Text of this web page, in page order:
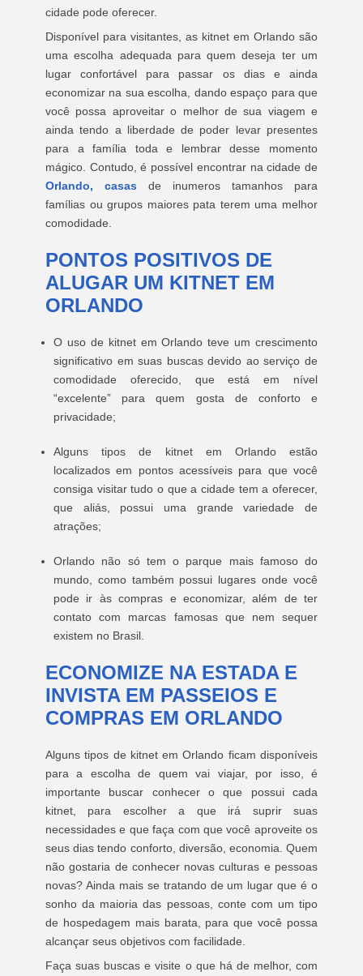
cidade pode oferecer.
Disponível para visitantes, as kitnet em Orlando são
uma escolha adequada para quem deseja ter um
lugar confortável para passar os dias e ainda
economizar na sua escolha, dando espaço para que
você possa aproveitar o melhor de sua viagem e
ainda tendo a liberdade de poder levar presentes
para a família toda e lembrar desse momento
mágico. Contudo, é possível encontrar na cidade de
Orlando, casas de inumeros tamanhos para
famílias ou grupos maiores pata terem uma melhor
comodidade.
PONTOS POSITIVOS DE
ALUGAR UM KITNET EM
ORLANDO
O uso de kitnet em Orlando teve um crescimento
significativo em suas buscas devido ao serviço de
comodidade oferecido, que está em nível
“excelente” para quem gosta de conforto e
privacidade;
Alguns tipos de kitnet em Orlando estão
localizados em pontos acessíveis para que você
consiga visitar tudo o que a cidade tem a oferecer,
que aliás, possui uma grande variedade de
atrações;
Orlando não só tem o parque mais famoso do
mundo, como também possui lugares onde você
pode ir às compras e economizar, além de ter
contato com marcas famosas que nem sequer
existem no Brasil.
ECONOMIZE NA ESTADA E
INVISTA EM PASSEIOS E
COMPRAS EM ORLANDO
Alguns tipos de kitnet em Orlando ficam disponíveis
para a escolha de quem vai viajar, por isso, é
importante buscar conhecer o que possui cada
kitnet, para escolher a que irá suprir suas
necessidades e que faça com que você aproveite os
seus dias tendo conforto, diversão, economia. Quem
não gostaria de conhecer novas culturas e pessoas
novas? Ainda mais se tratando de um lugar que é o
sonho da maioria das pessoas, conte com um tipo
de hospedagem mais barata, para que você possa
alcançar seus objetivos com facilidade.
Faça suas buscas e visite o que há de melhor, com